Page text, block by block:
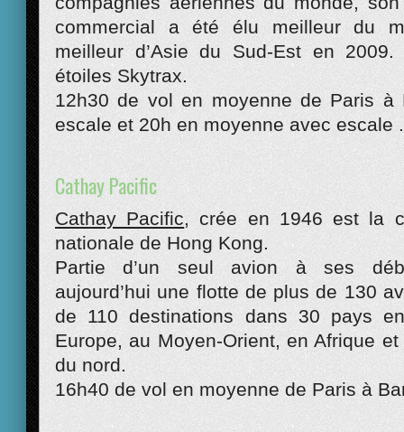
commercial a été élu meilleur du
meilleur d’Asie du Sud-Est en
étoiles Skytrax.
12h30 de vol en moyenne de Paris à
escale et 20h en moyenne avec escale .
Cathay Pacific
Cathay Pacific, crée en 1946 est la
nationale de Hong Kong.
Partie d’un seul avion à ses
aujourd’hui une flotte de plus de 130
de 110 destinations dans 30 pays
Europe, au Moyen-Orient, en Afrique
du nord.
16h40 de vol en moyenne de Paris à